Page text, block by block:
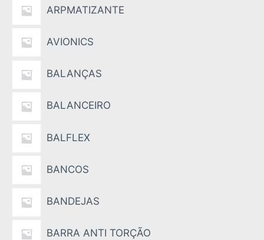
ARPMATIZANTE
AVIONICS
BALANÇAS
BALANCEIRO
BALFLEX
BANCOS
BANDEJAS
BARRA ANTI TORÇÃO